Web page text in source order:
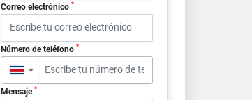
Correo electrónico *
Número de teléfono *
▼
Mensaje *